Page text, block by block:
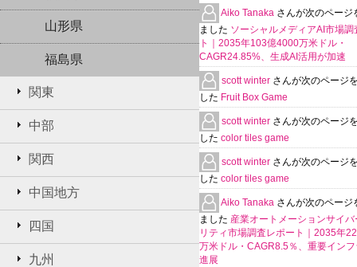
山形県
福島県
関東
中部
関西
中国地方
四国
九州
Aiko Tanaka さんが次のページ
ました ソーシャルメディアAI市場調
ト｜2035年103億4000万米ドル・
CAGR24.85%、生成AI活用が加速
scott winter さんが次のページ
した Fruit Box Game
scott winter さんが次のページ
した color tiles game
scott winter さんが次のページ
した color tiles game
Aiko Tanaka さんが次のページ
ました 産業オートメーションサイ
リティ市場調査レポート｜2035年
万米ドル・CAGR8.5％、重要イン
進展